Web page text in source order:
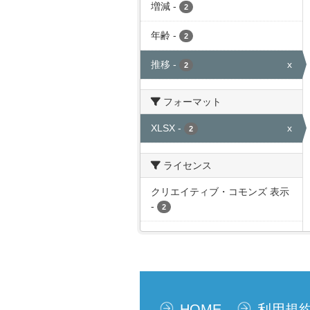
増減 - 2
年齢 - 2
推移 - 2 x
フォーマット
XLSX - 2 x
ライセンス
クリエイティブ・コモンズ 表示
-
2